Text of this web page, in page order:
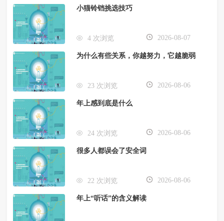
小猫铃铛挑选技巧
4 次浏览 2026-08-07
为什么有些关系，你越努力，它越脆弱
23 次浏览 2026-08-06
年上感到底是什么
24 次浏览 2026-08-06
很多人都误会了安全词
22 次浏览 2026-08-06
年上“听话”的含义解读